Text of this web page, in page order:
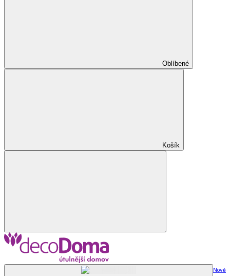
Oblíbené
Košík
Nově